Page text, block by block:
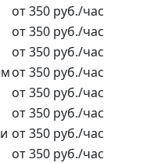
от 350 руб./час
от 350 руб./час
от 350 руб./час
от 350 руб./час
от 350 руб./час
от 350 руб./час
от 350 руб./час
от 350 руб./час